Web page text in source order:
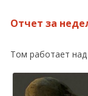
Отчет за
Том работает